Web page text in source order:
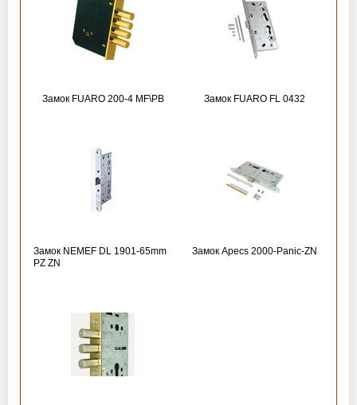
Замок FUARO 200-4 MF\РВ Замок FUARO FL 0432
Замок NEMEF DL 1901-65mm
PZ ZN
Замок Apecs 2000-Panic-ZN